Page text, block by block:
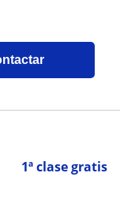
1ª clase gratis